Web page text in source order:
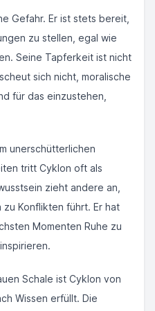
Gefahr. Er ist stets bereit,
zu stellen, egal wie
Seine Tapferkeit ist nicht
sich nicht, moralische
für das einzustehen,
unerschütterlichen
tritt Cyklon oft als
zieht andere an,
zu Konflikten führt. Er hat
Momenten Ruhe zu
Schale ist Cyklon von
Wissen erfüllt. Die